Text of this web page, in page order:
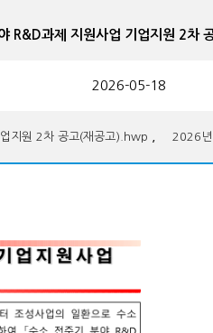
R&D과제 지원사업 기업지원 2차
2026-05-18
지원 2차 공고(재공고).hwp 2026년